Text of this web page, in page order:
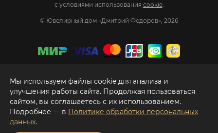
с условиями использования cookie.
© Ювелирный дом «Дмитрий Федоров», 2026
Мы используем файлы cookie для анализа и
улучшения работы сайта. Продолжая пользоваться
сайтом, вы соглашаетесь с их использованием.
Подробнее — в Политике обработки персональных
данных.